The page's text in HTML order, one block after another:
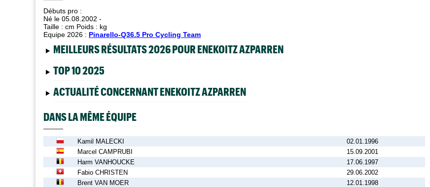
Débuts pro :
Né le 05.08.2002 -
Taille : cm Poids : kg
Equipe 2026 : Pinarello-Q36.5 Pro Cycling Team
MEILLEURS RÉSULTATS 2026 POUR ENEKOITZ AZPARREN
TOP 10 2025
ACTUALITÉ CONCERNANT ENEKOITZ AZPARREN
DANS LA MÊME ÉQUIPE
Kamil MALECKI
02.01.1996
Marcel CAMPRUBI
15.09.2001
Harm VANHOUCKE
17.06.1997
Fabio CHRISTEN
29.06.2002
Brent VAN MOER
12.01.1998